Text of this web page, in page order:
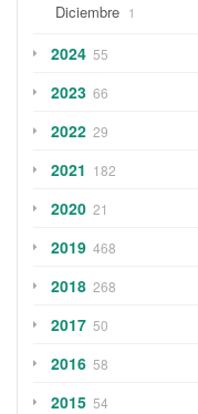
Diciembre 1
2024 55
2023 66
2022 29
2021 182
2020 21
2019 468
2018 268
2017 50
2016 58
2015 54